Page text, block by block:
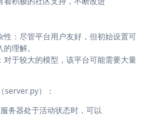
性：尽管平台用户友好，但初始设置可
理解。
对于较大的模型，该平台可能需要大量
server.py）：
务器处于活动状态时，可以